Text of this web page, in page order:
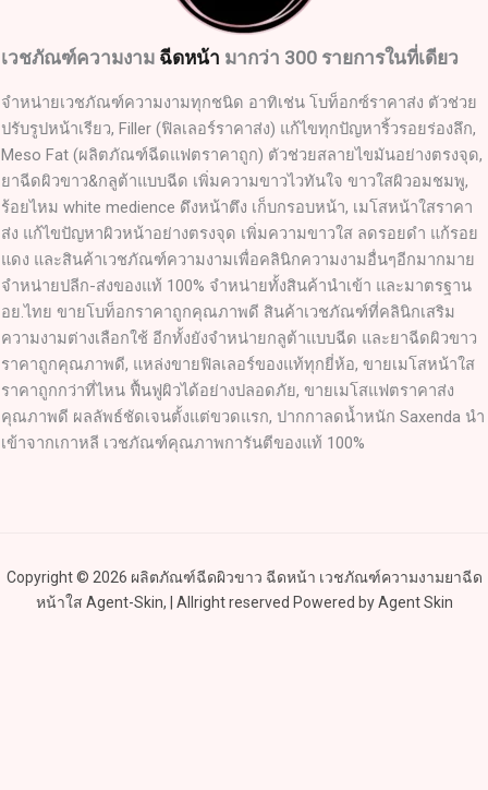
เวชภัณฑ์ความงาม ฉีดหน้า มากว่า 300 รายการในที่เดียว
จำหน่ายเวชภัณฑ์ความงามทุกชนิด อาทิเช่น โบท็อกซ์ราคาส่ง ตัวช่วย
ปรับรูปหน้าเรียว, Filler (ฟิลเลอร์ราคาส่ง) แก้ไขทุกปัญหาริ้วรอยร่องลึก,
Meso Fat (ผลิตภัณฑ์ฉีดแฟตราคาถูก) ตัวช่วยสลายไขมันอย่างตรงจุด,
ยาฉีดผิวขาว&กลูต้าแบบฉีด เพิ่มความขาวไวทันใจ ขาวใสผิวอมชมพู,
ร้อยไหม white medience ดึงหน้าตึง เก็บกรอบหน้า, เมโสหน้าใสราคา
ส่ง แก้ไขปัญหาผิวหน้าอย่างตรงจุด เพิ่มความขาวใส ลดรอยดำ แก้รอย
แดง และสินค้าเวชภัณฑ์ความงามเพื่อคลินิกความงามอื่นๆอีกมากมาย
จำหน่ายปลีก-ส่งของแท้ 100% จำหน่ายทั้งสินค้านำเข้า และมาตรฐาน
อย.ไทย ขายโบท็อกราคาถูกคุณภาพดี สินค้าเวชภัณฑ์ที่คลินิกเสริม
ความงามต่างเลือกใช้ อีกทั้งยังจำหน่ายกลูต้าแบบฉีด และยาฉีดผิวขาว
ราคาถูกคุณภาพดี, แหล่งขายฟิลเลอร์ของแท้ทุกยี่ห้อ, ขายเมโสหน้าใส
ราคาถูกกว่าที่ไหน ฟื้นฟูผิวได้อย่างปลอดภัย, ขายเมโสแฟตราคาส่ง
คุณภาพดี ผลลัพธ์ชัดเจนตั้งแต่ขวดแรก, ปากกาลดน้ำหนัก Saxenda นำ
เข้าจากเกาหลี เวชภัณฑ์คุณภาพการันตีของแท้ 100%
Copyright © 2026 ผลิตภัณฑ์ฉีดผิวขาว ฉีดหน้า เวชภัณฑ์ความงามยาฉีด
หน้าใส Agent-Skin, | Allright reserved Powered by Agent Skin